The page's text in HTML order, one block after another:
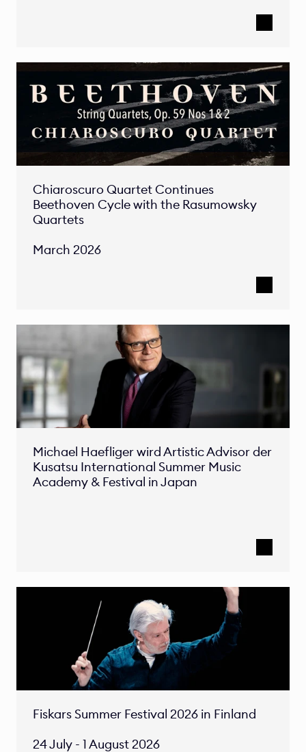
Chiaroscuro Quartet Continues
Beethoven Cycle with the Rasumowsky
Quartets
March 2026
Michael Haefliger wird Artistic Advisor der
Kusatsu International Summer Music
Academy & Festival in Japan
Fiskars Summer Festival 2026 in Finland
24 July - 1 August 2026